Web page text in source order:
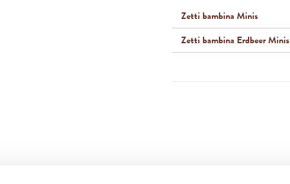
Zetti bambina Minis
Zetti bambina Erdbeer Minis